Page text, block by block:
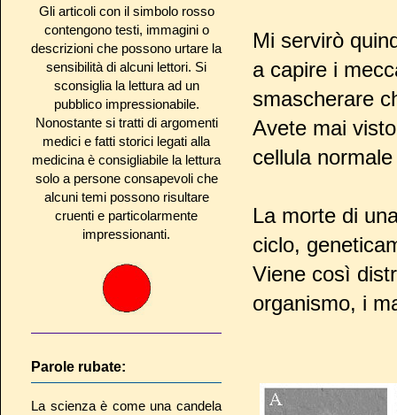
Mi servirò
a capire i
smascherare
Avete mai
cellula
La morte di
ciclo,
Viene così
organismo, i
Gli articoli con il simbolo rosso
contengono testi, immagini o
descrizioni che possono urtare la
sensibilità di alcuni lettori. Si
sconsiglia la lettura ad un
pubblico impressionabile.
Nonostante si tratti di argomenti
medici e fatti storici legati alla
medicina è consigliabile la lettura
solo a persone consapevoli che
alcuni temi possono risultare
cruenti e particolarmente
impressionanti.
Parole rubate:
La scienza è come una candela